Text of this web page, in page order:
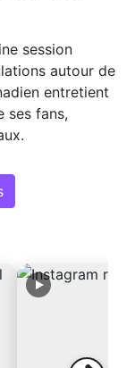
session
autour de
entretient
ses fans,